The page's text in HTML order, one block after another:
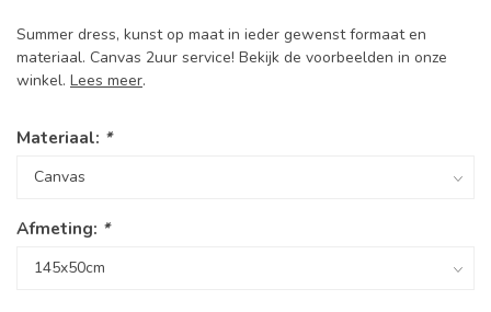
Summer dress, kunst op maat in ieder gewenst formaat en
materiaal. Canvas 2uur service! Bekijk de voorbeelden in onze
winkel. Lees meer.
Materiaal: *
Afmeting: *